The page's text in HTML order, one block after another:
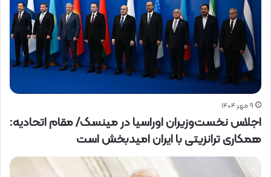
۹ مهر ۱۴۰۴
اجلاس نخست‌وزیران اوراسیا در مینسک/ مقام اتحادیه:
همکاری ترانزیتی با ایران امیدبخش است